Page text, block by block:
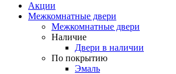
Акции
Межкомнатные двери
Межкомнатные двери
Наличие
Двери в наличии
По покрытию
Эмаль